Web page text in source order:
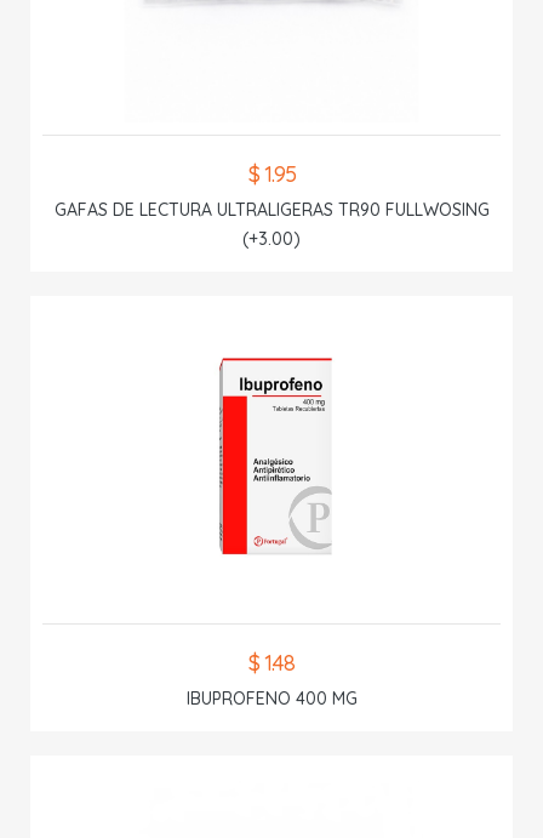
$ 1.95
GAFAS DE LECTURA ULTRALIGERAS TR90 FULLWOSING
(+3.00)
$ 1.48
IBUPROFENO 400 MG